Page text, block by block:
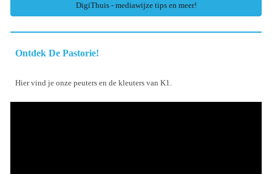
DigiThuis - mediawijze tips en meer!
Ontdek De Pastorie!
Hier vind je onze peuters en de kleuters van K1.